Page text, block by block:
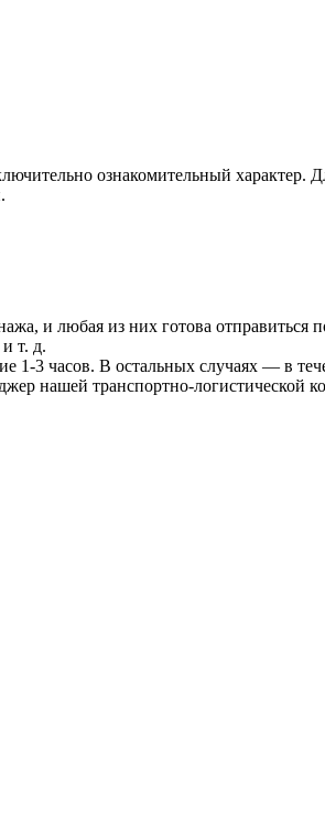
ознакомительный характер.
и любая из них готова отправиться
т. д.
1-3 часов. В остальных случаях — в
нашей транспортно-